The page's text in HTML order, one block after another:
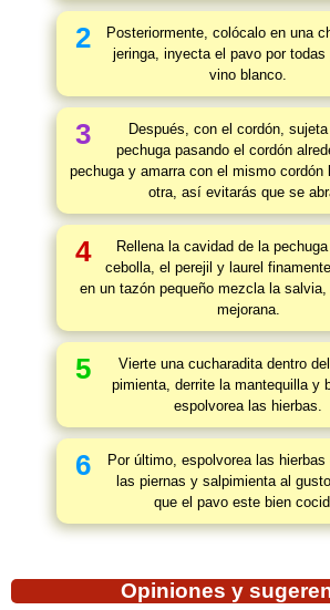
2
Posteriormente, colócalo en una
jeringa, inyecta el pavo por
vino blanco.
3
Después, con el cordón,
pechuga pasando el cordón
pechuga y amarra con el mismo cordón
otra, así evitarás que se
4
Rellena la cavidad de la
cebolla, el perejil y laurel
en un tazón pequeño mezcla la
mejorana.
5
Vierte una cucharadita dentro
pimienta, derrite la mantequilla y
espolvorea las hierbas.
6
Por último, espolvorea las
las piernas y salpimienta al
que el pavo este bien
Opiniones y